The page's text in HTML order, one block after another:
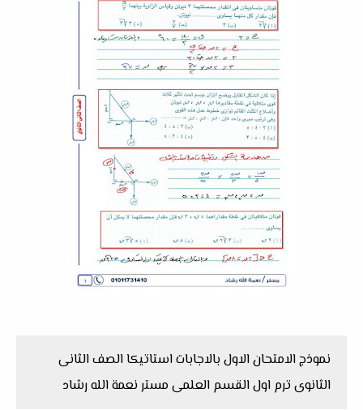
نموذج الامتحان الاول بالاجابات استاتيكا الصف الثانى
الثانوى ترم اول القسم العلمى مستر نعمة الله رشاد